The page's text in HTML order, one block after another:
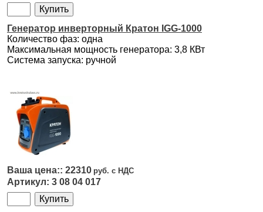
Генератор инверторный Кратон IGG-1000
Количество фаз: одна
Максимальная мощность генератора: 3,8 КВт
Система запуска: ручной
22310
3 08 04 017